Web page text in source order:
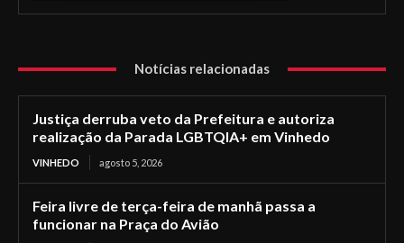
Notícias relacionadas
Justiça derruba veto da Prefeitura e autoriza
realização da Parada LGBTQIA+ em Vinhedo
VINHEDO agosto 5, 2026
Feira livre de terça-feira de manhã passa a
funcionar na Praça do Avião